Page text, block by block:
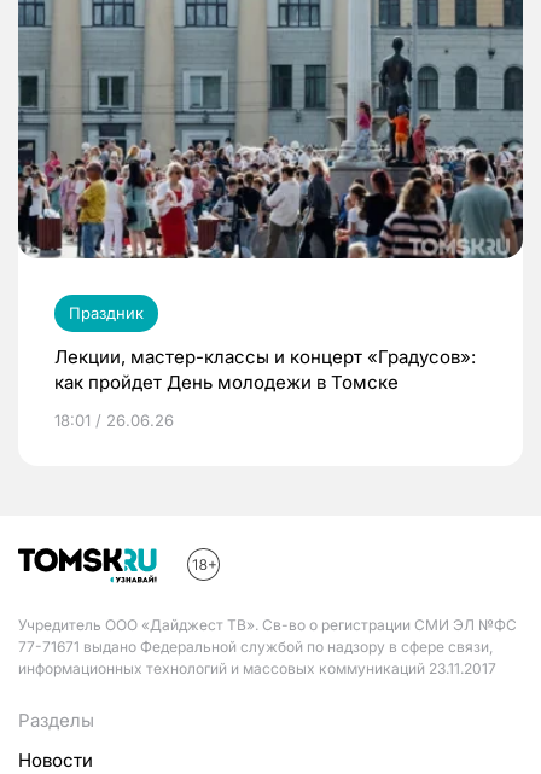
Праздник
Лекции, мастер-классы и концерт «Градусов»:
как пройдет День молодежи в Томске
18:01 / 26.06.26
Учредитель ООО «Дайджест ТВ». Св-во о регистрации СМИ ЭЛ №ФС
77-71671 выдано Федеральной службой по надзору в сфере связи,
информационных технологий и массовых коммуникаций 23.11.2017
Разделы
Новости